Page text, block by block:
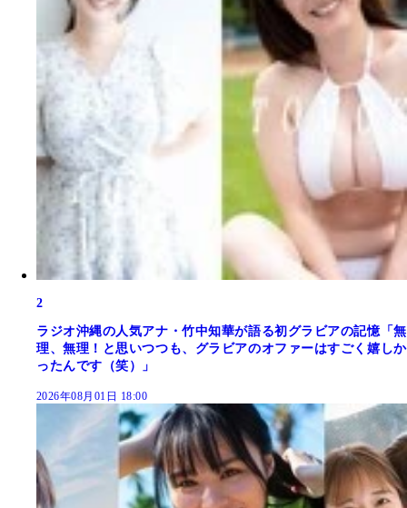
2
ラジオ沖縄の人気アナ・竹中知華が語る初グラビアの記憶「無
理、無理！と思いつつも、グラビアのオファーはすごく嬉しか
ったんです（笑）」
2026年08月01日 18:00